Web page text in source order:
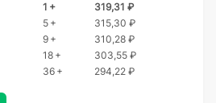
1 +
319,31 ₽
5 +
315,30 ₽
9 +
310,28 ₽
18 +
303,55 ₽
36 +
294,22 ₽